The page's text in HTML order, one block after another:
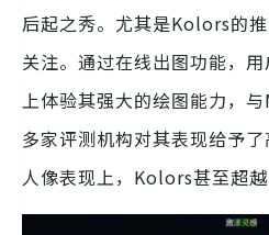
后起之秀。尤其是Kolors的
关注。通过在线出图功能，
上体验其强大的绘图能力，与
多家评测机构对其表现给予
人像表现上，Kolors甚至超越